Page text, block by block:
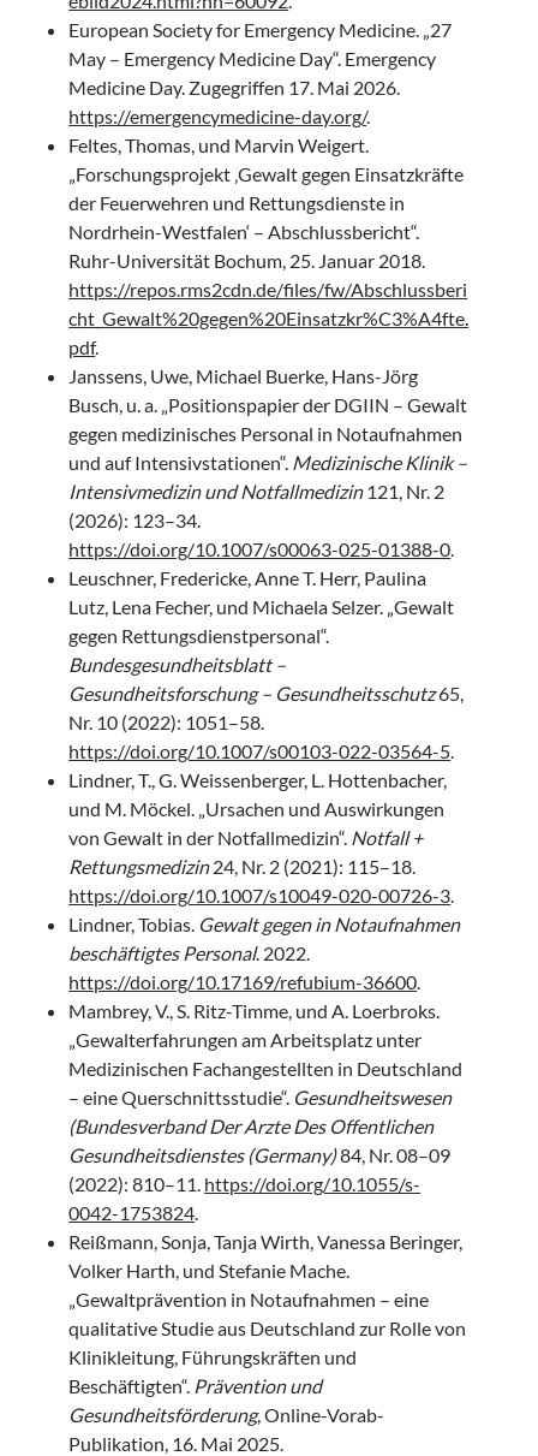
European Society for Emergency Medicine. „27
May – Emergency Medicine Day“. Emergency
Medicine Day. Zugegriffen 17. Mai 2026.
https://emergencymedicine-day.org/.
Feltes, Thomas, und Marvin Weigert.
„Forschungsprojekt ‚Gewalt gegen Einsatzkräfte
der Feuerwehren und Rettungsdienste in
Nordrhein-Westfalen‘ – Abschlussbericht“.
Ruhr-Universität Bochum, 25. Januar 2018.
https://repos.rms2cdn.de/files/fw/Abschlussberi
cht_Gewalt%20gegen%20Einsatzkr%C3%A4fte.
pdf.
Janssens, Uwe, Michael Buerke, Hans-Jörg
Busch, u. a. „Positionspapier der DGIIN – Gewalt
gegen medizinisches Personal in Notaufnahmen
und auf Intensivstationen“. Medizinische Klinik –
Intensivmedizin und Notfallmedizin121, Nr. 2
(2026): 123–34.
https://doi.org/10.1007/s00063-025-01388-0.
Leuschner, Fredericke, Anne T. Herr, Paulina
Lutz, Lena Fecher, und Michaela Selzer. „Gewalt
gegen Rettungsdienstpersonal“.
Bundesgesundheitsblatt –
Gesundheitsforschung – Gesundheitsschutz65,
Nr. 10 (2022): 1051–58.
https://doi.org/10.1007/s00103-022-03564-5.
Lindner, T., G. Weissenberger, L. Hottenbacher,
und M. Möckel. „Ursachen und Auswirkungen
von Gewalt in der Notfallmedizin“. Notfall +
Rettungsmedizin24, Nr. 2 (2021): 115–18.
https://doi.org/10.1007/s10049-020-00726-3.
Lindner, Tobias. Gewalt gegen in Notaufnahmen
beschäftigtes Personal. 2022.
https://doi.org/10.17169/refubium-36600.
Mambrey, V., S. Ritz-Timme, und A. Loerbroks.
„Gewalterfahrungen am Arbeitsplatz unter
Medizinischen Fachangestellten in Deutschland
– eine Querschnittsstudie“. Gesundheitswesen
(Bundesverband Der Arzte Des Offentlichen
Gesundheitsdienstes (Germany)84, Nr. 08–09
(2022): 810–11. https://doi.org/10.1055/s-
0042-1753824.
Reißmann, Sonja, Tanja Wirth, Vanessa Beringer,
Volker Harth, und Stefanie Mache.
„Gewaltprävention in Notaufnahmen – eine
qualitative Studie aus Deutschland zur Rolle von
Klinikleitung, Führungskräften und
Beschäftigten“. Prävention und
Gesundheitsförderung, Online-Vorab-
Publikation, 16. Mai 2025.